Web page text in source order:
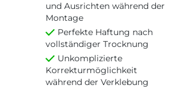
und Ausrichten während der
Montage
Perfekte Haftung nach
vollständiger Trocknung
Unkomplizierte
Korrekturmöglichkeit
während der Verklebung